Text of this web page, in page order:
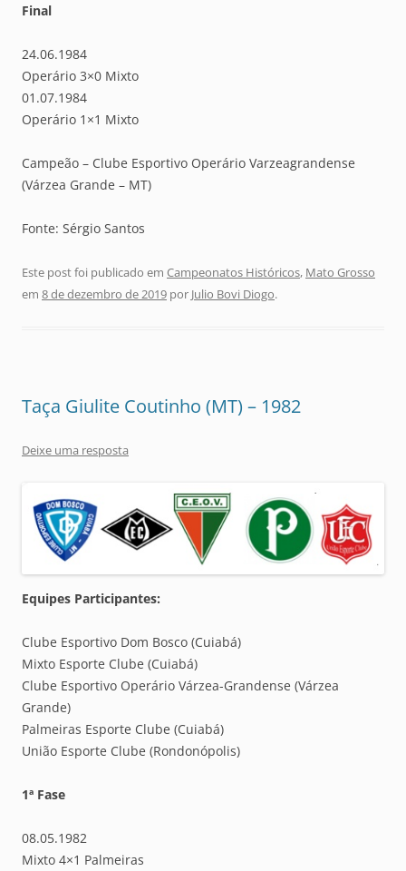
Final
24.06.1984
Operário 3×0 Mixto
01.07.1984
Operário 1×1 Mixto
Campeão – Clube Esportivo Operário Varzeagrandense
(Várzea Grande – MT)
Fonte: Sérgio Santos
Este post foi publicado em Campeonatos Históricos, Mato Grosso
em 8 de dezembro de 2019 por Julio Bovi Diogo.
Taça Giulite Coutinho (MT) – 1982
Deixe uma resposta
Equipes Participantes:
Clube Esportivo Dom Bosco (Cuiabá)
Mixto Esporte Clube (Cuiabá)
Clube Esportivo Operário Várzea-Grandense (Várzea
Grande)
Palmeiras Esporte Clube (Cuiabá)
União Esporte Clube (Rondonópolis)
1ª Fase
08.05.1982
Mixto 4×1 Palmeiras